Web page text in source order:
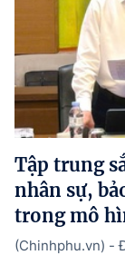
Tập trung
nhân sự,
trong mô
(Chinhphu.vn) -